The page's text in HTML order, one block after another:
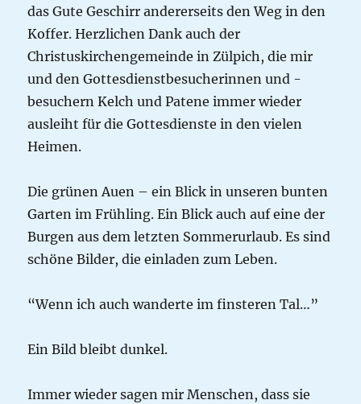
das Gute Geschirr andererseits den Weg in den
Koffer. Herzlichen Dank auch der
Christuskirchengemeinde in Zülpich, die mir
und den Gottesdienstbesucherinnen und -
besuchern Kelch und Patene immer wieder
ausleiht für die Gottesdienste in den vielen
Heimen.
Die grünen Auen – ein Blick in unseren bunten
Garten im Frühling. Ein Blick auch auf eine der
Burgen aus dem letzten Sommerurlaub. Es sind
schöne Bilder, die einladen zum Leben.
“Wenn ich auch wanderte im finsteren Tal…”
Ein Bild bleibt dunkel.
Immer wieder sagen mir Menschen, dass sie